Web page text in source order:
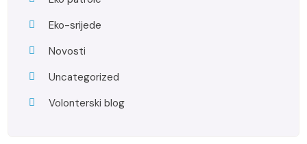
Eko-srijede
Novosti
Uncategorized
Volonterski blog